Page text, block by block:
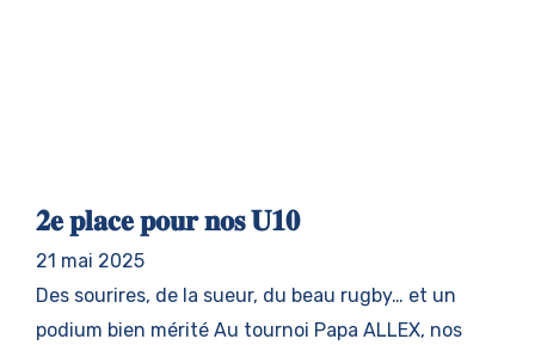
𝟐𝐞 𝐩𝐥𝐚𝐜𝐞 𝐩𝐨𝐮𝐫 𝐧𝐨𝐬 𝐔𝟏𝟎
21 mai 2025
Des sourires, de la sueur, du beau rugby… et un
podium bien mérité Au tournoi Papa ALLEX, nos